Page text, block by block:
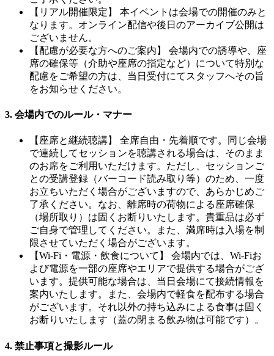
【リアル開催限定】 本イベントは会場での開催のみと
なります。オンライン配信や後日のアーカイブ公開は
ございません。
【配慮が必要な方へのご案内】 会場内での誘導や、座
席の確保等（介助や座席の指定など）について特別な
配慮をご希望の方は、当日受付にてスタッフへその旨
をお知らせください。
3. 会場内でのルール・マナー
【座席と継続聴講】 全席自由・先着順です。同じ会場
で連続してセッションを聴講される場合は、そのまま
のお席をご利用いただけます。ただし、セッションご
との受講登録（バーコード読み取り等）のため、一度
お立ちいただく場合がございますので、あらかじめご
了承ください。なお、離席時の荷物による座席確保
（場所取り）は固くお断りいたします。貴重品は必ず
ご自身で管理してください。また、満席時は入場を制
限させていただく場合がございます。
【Wi-Fi・電源・飲食について】 会場内では、Wi-Fiお
よび電源を一部の座席やエリアで提供する場合がござ
います。提供可能な場合は、当日会場にて接続情報を
案内いたします。また、会場内で軽食を配布する場合
がございます。それ以外の持ち込みによる食事は固く
お断りいたします（蓋の閉まる飲み物は可能です）。
4. 禁止事項と撮影ルール